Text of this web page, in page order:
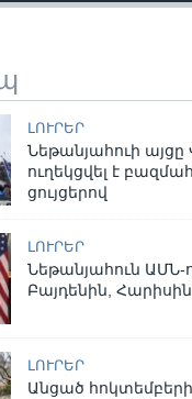
ԼՈՒՐԵՐ
Նեթանյահուի
ուղեկցվել է
ցույցերով
ԼՈՒՐԵՐ
Նեթանյահուն ԱՄՆ-
Բայդենին,
ԼՈՒՐԵՐ
Անցած